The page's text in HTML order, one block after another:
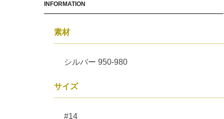
INFORMATION
素材
シルバー 950-980
サイズ
#14